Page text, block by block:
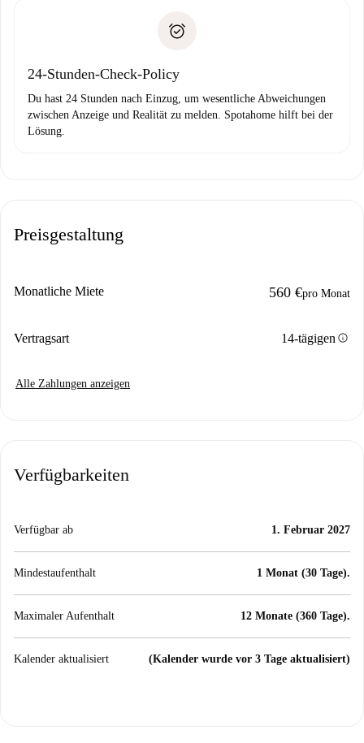
24-Stunden-Check-Policy
Du hast 24 Stunden nach Einzug, um wesentliche Abweichungen
zwischen Anzeige und Realität zu melden. Spotahome hilft bei der
Lösung.
Preisgestaltung
Monatliche Miete 560 €pro Monat
Vertragsart 14-tägigeninfo
Alle Zahlungen anzeigen
Verfügbarkeiten
Verfügbar ab 1. Februar 2027
Mindestaufenthalt 1 Monat (30 Tage).
Maximaler Aufenthalt 12 Monate (360 Tage).
Kalender aktualisiert (Kalender wurde vor 3 Tage aktualisiert)